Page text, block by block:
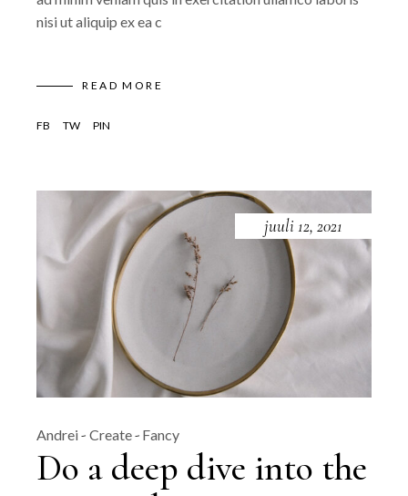
nisi ut aliquip ex ea c
READ MORE
FB TW PIN
juuli 12, 2021
Andrei Create Fancy
Do a deep dive into the